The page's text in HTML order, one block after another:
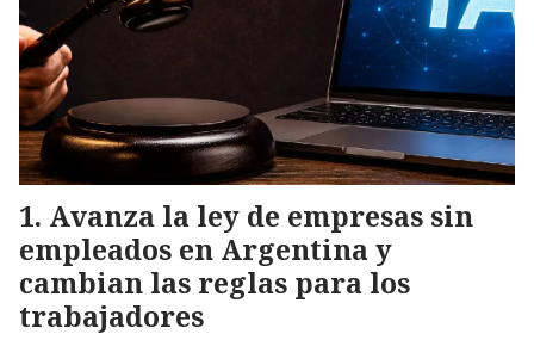
Avanza la ley de empresas sin
empleados en Argentina y
cambian las reglas para los
trabajadores